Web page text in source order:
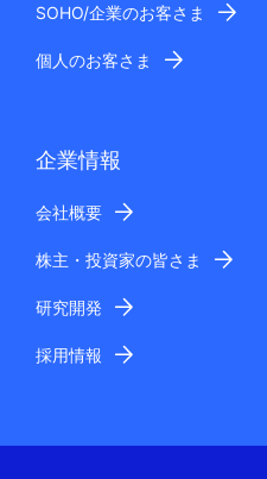
SOHO/企業のお客さま
個人のお客さま
企業情報
会社概要
株主・投資家の皆さま
研究開発
採用情報